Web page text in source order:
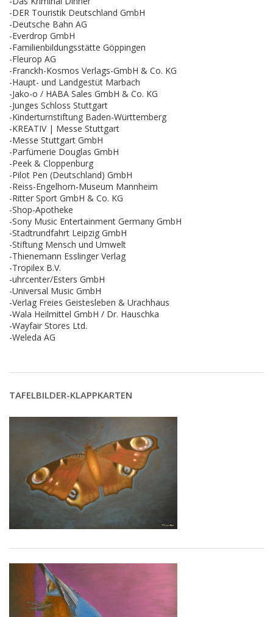
-DER Touristik Deutschland GmbH
-Deutsche Bahn AG
-Everdrop GmbH
-Familienbildungsstätte Göppingen
-Fleurop AG
-Franckh-Kosmos Verlags-GmbH & Co. KG
-Haupt- und Landgestüt Marbach
-Jako-o / HABA Sales GmbH & Co. KG
-Junges Schloss Stuttgart
-Kinderturnstiftung Baden-Württemberg
-KREATIV | Messe Stuttgart
-Messe Stuttgart GmbH
-Parfümerie Douglas GmbH
-Peek & Cloppenburg
-Pilot Pen (Deutschland) GmbH
-Reiss-Engelhorn-Museum Mannheim
-Ritter Sport GmbH & Co. KG
-Shop-Apotheke
-Sony Music Entertainment Germany GmbH
-Stadtrundfahrt Leipzig GmbH
-Stiftung Mensch und Umwelt
-Thienemann Esslinger Verlag
-Tropilex B.V.
-uhrcenter/Esters GmbH
-Universal Music GmbH
-Verlag Freies Geistesleben & Urachhaus
-Wala Heilmittel GmbH / Dr. Hauschka
-Wayfair Stores Ltd.
-Weleda AG
TAFELBILDER-KLAPPKARTEN